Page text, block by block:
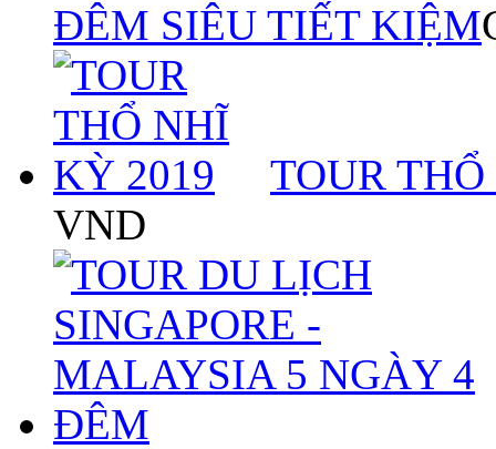
ĐÊM SIÊU TIẾT KIỆM
TOUR
VND